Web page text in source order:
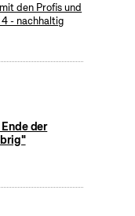
den Profis und
4 - nachhaltig
der